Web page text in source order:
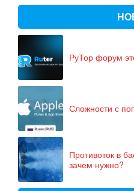
РуТор форум
Сложности с
Противоток в
зачем нужно?